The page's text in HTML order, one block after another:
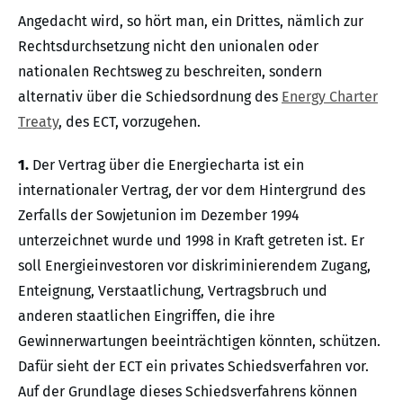
Angedacht wird, so hört man, ein Drittes, nämlich zur
Rechtsdurchsetzung nicht den unionalen oder
nationalen Rechtsweg zu beschreiten, sondern
alternativ über die Schiedsordnung des Energy Charter
Treaty, des ECT, vorzugehen.
1. Der Vertrag über die Energiecharta ist ein
internationaler Vertrag, der vor dem Hintergrund des
Zerfalls der Sowjetunion im Dezember 1994
unterzeichnet wurde und 1998 in Kraft getreten ist. Er
soll Energieinvestoren vor diskriminierendem Zugang,
Enteignung, Verstaatlichung, Vertragsbruch und
anderen staatlichen Eingriffen, die ihre
Gewinnerwartungen beeinträchtigen könnten, schützen.
Dafür sieht der ECT ein privates Schiedsverfahren vor.
Auf der Grundlage dieses Schiedsverfahrens können